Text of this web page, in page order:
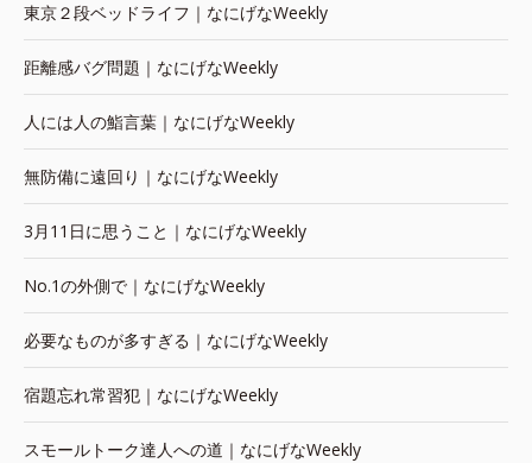
東京２段ベッドライフ｜なにげなWeekly
距離感バグ問題｜なにげなWeekly
人には人の鮨言葉｜なにげなWeekly
無防備に遠回り｜なにげなWeekly
3月11日に思うこと｜なにげなWeekly
No.1の外側で｜なにげなWeekly
必要なものが多すぎる｜なにげなWeekly
宿題忘れ常習犯｜なにげなWeekly
スモールトーク達人への道｜なにげなWeekly